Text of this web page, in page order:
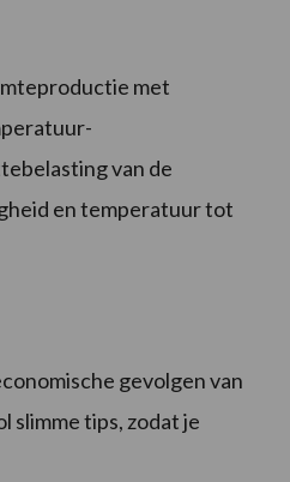
met
van de
en temperatuur tot
gevolgen van
slimme tips, zodat je